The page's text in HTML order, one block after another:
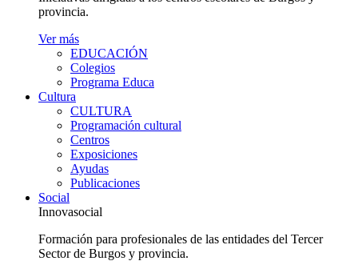
provincia.
Ver más
EDUCACIÓN
Colegios
Programa Educa
Cultura
CULTURA
Programación cultural
Centros
Exposiciones
Ayudas
Publicaciones
Social
Innovasocial
Formación para profesionales de las entidades del Tercer
Sector de Burgos y provincia.